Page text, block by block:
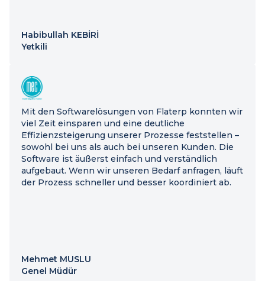
Habibullah KEBİRİ
Yetkili
Mit den Softwarelösungen von Flaterp konnten wir
viel Zeit einsparen und eine deutliche
Effizienzsteigerung unserer Prozesse feststellen –
sowohl bei uns als auch bei unseren Kunden. Die
Software ist äußerst einfach und verständlich
aufgebaut. Wenn wir unseren Bedarf anfragen, läuft
der Prozess schneller und besser koordiniert ab.
Mehmet MUSLU
Genel Müdür